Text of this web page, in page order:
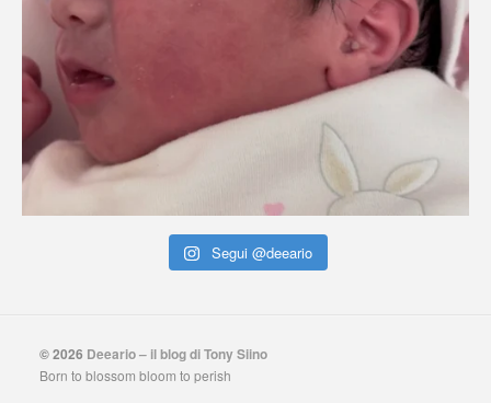
Segui @deeario
© 2026 Deeario – il blog di Tony Siino
Born to blossom bloom to perish